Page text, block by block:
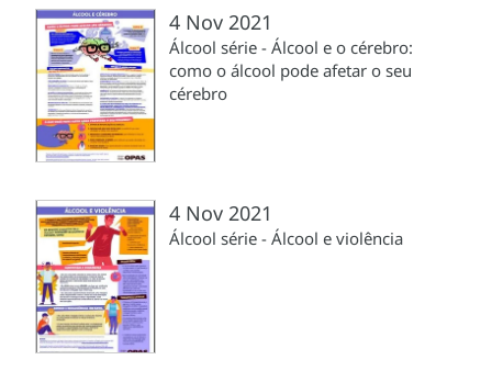
4 Nov 2021
Álcool série - Álcool e o cérebro:
como o álcool pode afetar o seu
cérebro
4 Nov 2021
Álcool série - Álcool e violência